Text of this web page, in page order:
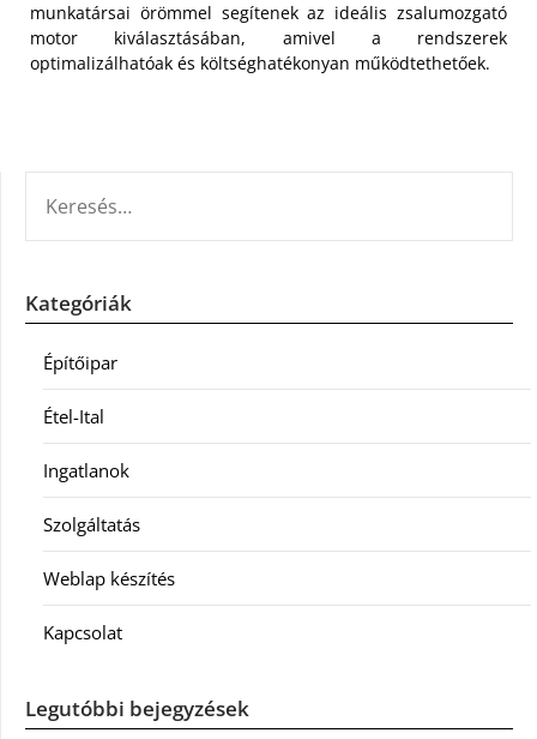
munkatársai örömmel segítenek az ideális zsalumozgató
motor kiválasztásában, amivel a rendszerek
optimalizálhatóak és költséghatékonyan működtethetőek.
Kategóriák
Építőipar
Étel-Ital
Ingatlanok
Szolgáltatás
Weblap készítés
Kapcsolat
Legutóbbi bejegyzések